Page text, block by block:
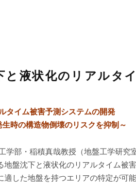
と液状化のリアルタ
タイム被害予測システムの開発
時の構造物倒壊のリスクを抑制～
学部・稲積真哉教授（地盤工学研究
盤沈下と液状化のリアルタイム被
した地盤を持つエリアの特定が可